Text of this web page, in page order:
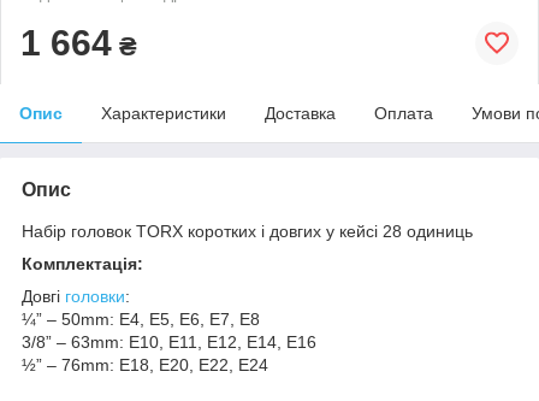
1 664 ₴
Опис Характеристики Доставка Оплата Умови
Опис
Набір головок TORX коротких і довгих у кейсі 28 одиниць
Комплектація:
Довгі головки:
¼” – 50mm: E4, E5, E6, E7, E8
3/8” – 63mm: E10, E11, E12, E14, E16
½” – 76mm: E18, E20, E22, E24